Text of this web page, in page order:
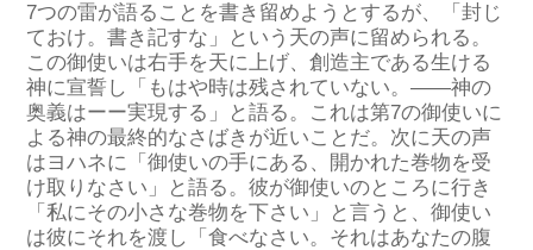
7つの雷が語る ことを書き留めようとするが、「封じ
ておけ。書き記すな」という 天の声に留められる。
この御使いは右手を天に上げ、創造主である生ける
神に宣誓し 「もはや時は残されていない。――神の
奥義はーー実現する 」と語る。これは第7の御使いに
よる神の最終的なさばき が近いこと だ。 次に天の声
はヨハネに「御使いの手にある、開かれた巻物を受
け取りなさい」と語る。彼が御使いのところに行き
「私にその小さな巻物を下さい」
と言うと 、御使い
は彼にそれを渡し
「食べなさい。それはあなたの腹